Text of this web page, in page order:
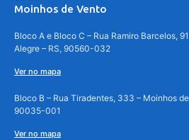
Moinhos de Vento
Bloco A e Bloco C – Rua Ramiro Barcelos,
Alegre – RS, 90560-032
Ver no mapa
Bloco B – Rua Tiradentes, 333 – Moinhos
90035-001
Ver no mapa